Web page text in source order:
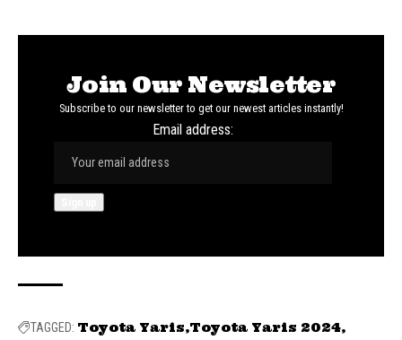
Join Our Newsletter
Subscribe to our newsletter to get our newest articles instantly!
Email address:
TAGGED: Toyota Yaris Toyota Yaris 2024